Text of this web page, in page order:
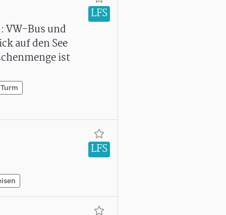
VW-Bus und
auf den See
ist
Turm
LFS
LFS